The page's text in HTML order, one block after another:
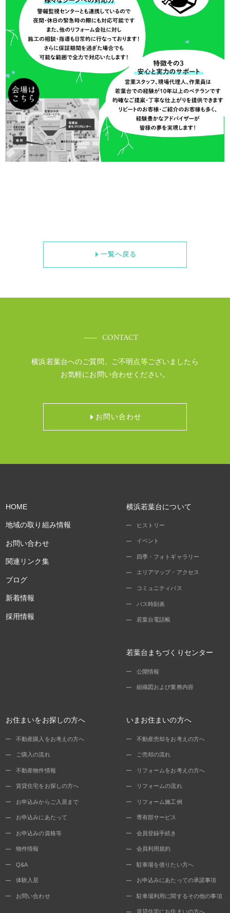
一覧へ戻る
CONTACT
横浜若葉台へのご質問、ご不明点等ございましたら
お気軽にお問い合わせください。
お問い合わせ
HOME
地域の取り組み情報
お問い合わせ
関連リンク集
ブログ
新着情報
採用情報
横浜若葉台について
ヒストリー
イベント
四季・フォトギャラリー
エリアマップ・アクセス
コミュニティバス
バス時刻表
若葉台電話帳
若葉台まちづくりセンター
公開情報
組織図および業務内容
お住まいをお探しの方へ
不動産購入をお考えの方へ
ご購入の流れ
不動産物件情報
賃貸住宅をお探しの方へ
お申込みからご入居まで
お申込みにあたって
お申込みの資格等
物件情報
Q&A
体験入居
お問い合わせ
いまお住まいの方へ
不動産売却をお考えの方へ
ご売却の流れ
リフォームをお考えの方へ
リフォームの流れ
リフォーム施工例
専有部サービス
会員登録手続き
会員利用規約
駐車場を借りたい方へ
お申込みにあたっての承諾事項
駐車場利用に関するその他の事項
賃貸住宅にお住まいの方へ